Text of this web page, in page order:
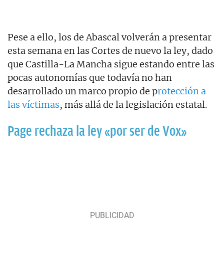
Pese a ello, los de Abascal volverán a presentar
esta semana en las Cortes de nuevo la ley, dado
que Castilla-La Mancha sigue estando entre las
pocas autonomías que todavía no han
desarrollado un marco propio de protección a
las víctimas, más allá de la legislación estatal.
Page rechaza la ley «por ser de Vox»